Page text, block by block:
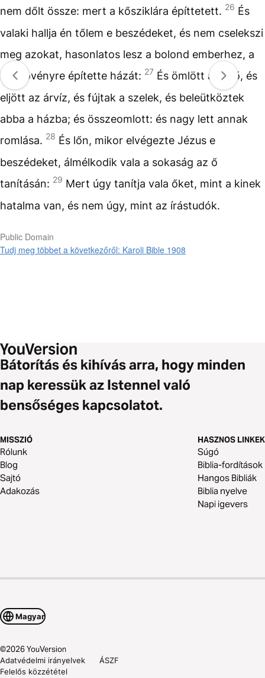
nem dőlt össze: mert a kősziklára építtetett. 26 És
valaki hallja én tőlem e beszédeket, és nem cselekszi
meg azokat, hasonlatos lesz a bolond emberhez, a
ki a fövényre építette házát: 27 És ömlött az eső, és
eljött az árvíz, és fújtak a szelek, és beleütköztek
abba a házba; és összeomlott: és nagy lett annak
romlása. 28 És lőn, mikor elvégezte Jézus e
beszédeket, álmélkodik vala a sokaság az ő
tanításán: 29 Mert úgy tanítja vala őket, mint a kinek
hatalma van, és nem úgy, mint az írástudók.
Public Domain
Tudj meg többet a következőről: Karoli Bible 1908
Bátorítás és kihívás arra, hogy minden
nap keressük az Istennel való
bensőséges kapcsolatot.
MISSZIÓ
Rólunk
Blog
Sajtó
Adakozás
HASZNOS LINKEK
Súgó
Biblia-fordítások
Hangos Bibliák
Biblia nyelve
Napi igevers
Magyar
©2026YouVersion
Adatvédelmi irányelvek
ÁSZF
Felelős közzététel